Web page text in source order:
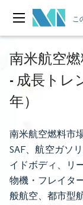
こ
南米航空
- 成長トレ
年）
南米航空燃料市
SAF、航空ガソ
イドボディ、リ
物機・フレイタ
般航空、都市型